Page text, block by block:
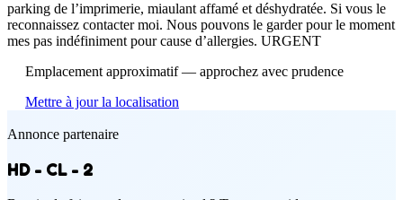
parking de l’imprimerie, miaulant affamé et déshydratée. Si vous le
reconnaissez contacter moi. Nous pouvons le garder pour le moment
mes pas indéfiniment pour cause d’allergies. URGENT
Emplacement approximatif — approchez avec prudence
Mettre à jour la localisation
Annonce partenaire
HD - CL - 2